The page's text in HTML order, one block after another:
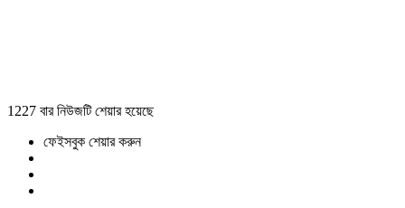
1227 বার নিউজটি শেয়ার হয়েছে
ফেইসবুক শেয়ার করুন